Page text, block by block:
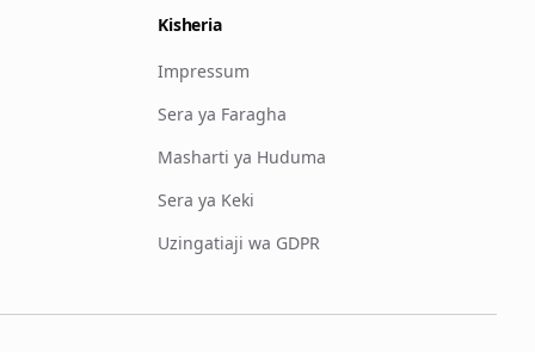
Kisheria
Impressum
Sera ya Faragha
Masharti ya Huduma
Sera ya Keki
Uzingatiaji wa GDPR